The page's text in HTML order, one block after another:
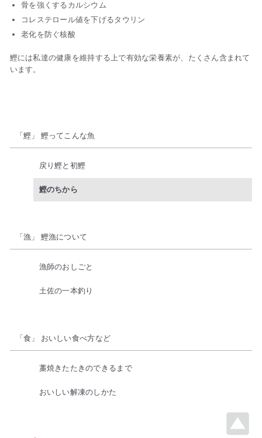
骨を強くするカルシウム
コレステロール値を下げるタウリン
老化を防ぐ核酸
鰹には私達の健康を維持する上で有効な栄養素が、たくさん含まれて
います。
「鰹」 鰹ってこんな魚
戻り鰹と初鰹
鰹のちから
「漁」 鰹漁について
漁師のおしごと
土佐の一本釣り
「食」 おいしい食べ方など
藁焼きたたきのできるまで
おいしい解凍のしかた